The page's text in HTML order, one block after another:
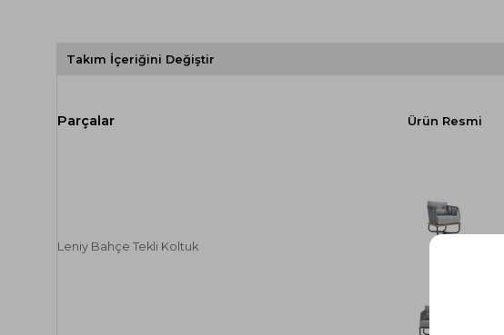
Takım İçeriğini Değiştir
Ürün Resmi
Leniy Bahçe Tekli Koltuk